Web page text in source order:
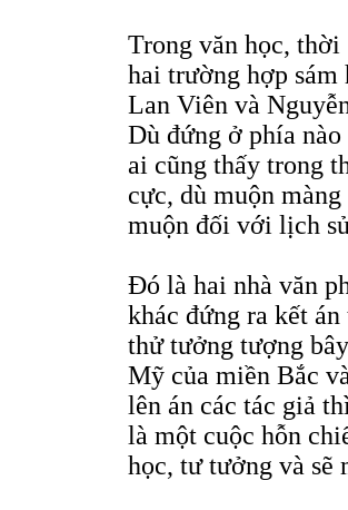
Trong văn học, thời
hai trường hợp sám
Lan Viên và
Dù đứng ở phía
ai cũng thấy trong
cực, dù muộn
muộn đối với lịch
Đó là hai nhà văn
khác đứng ra kết
thử tưởng tượng
Mỹ của miền Bắc
lên án các tác giả
là một cuộc hỗn
học, tư tưởng và